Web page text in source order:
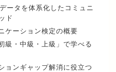
ータを体系化したコミュニ
ド
ケーション検定の概要
級・中級・上級」で学べる
ョンギャップ解消に役立つ